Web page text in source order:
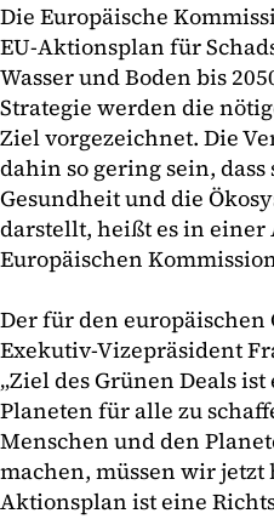
Die Europäische
EU-Aktionsplan für
Wasser und Boden bis
Strategie werden die
Ziel vorgezeichnet. Die
dahin so gering sein,
Gesundheit und die
darstellt, heißt es in
Europäischen
Der für den europäischen
Exekutiv-Vizepräsident
„Ziel des Grünen Deals
Planeten für alle zu
Menschen und den
machen, müssen wir jetzt
Aktionsplan ist eine